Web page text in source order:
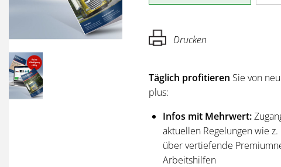
Drucken
Täglich profitieren Sie von
plus:
Infos mit Mehrwert:
aktuellen Regelungen wie
über vertiefende
Arbeitshilfen